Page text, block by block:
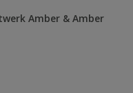
Amber & Amber